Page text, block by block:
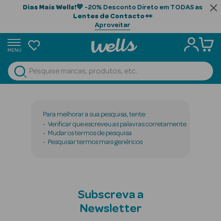
Dias Mais Wells!💙 -20% Desconto Direto em TODAS as
Lentes de Contacto👀
Aproveitar
MENU
Ver Tudo
Beauty Season
Cabelo
Profissional
Beauty Season
Para melhorar a sua pesquisa, tente:
Verificar que escreveu as palavras corretamente
Mudar os termos de pesquisa
Pesquisar termos mais genéricos
Subscreva a
Newsletter